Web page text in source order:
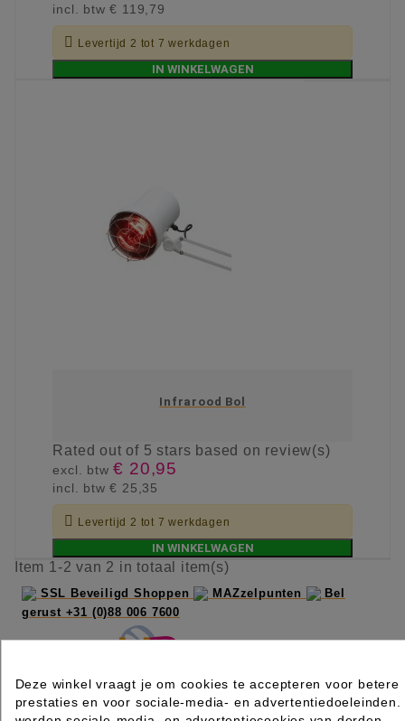
incl. btw€ 119,79
 Levertijd 2 tot 7 werkdagen
IN WINKELWAGEN
Infrarood Bol
Ratedout of 5 stars based on review(s)
excl. btw€ 20,95
incl. btw€ 25,35
 Levertijd 2 tot 7 werkdagen
IN WINKELWAGEN
Item 1-2 van 2 in totaal item(s)
SSL Beveiligd Shoppen MAZzelpunten
Bel
gerust +31 (0)88 006 7600
Deze winkel vraagt je om cookies te accepteren voor betere
prestaties en voor sociale-media- en advertentiedoeleinden.